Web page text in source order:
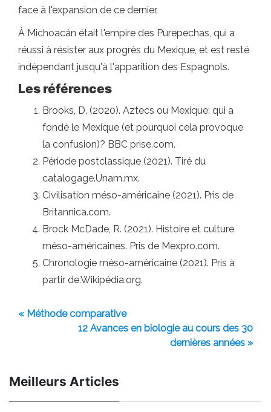
face à l'expansion de ce dernier.
À Michoacán était l'empire des Purepechas, qui a
réussi à résister aux progrès du Mexique, et est resté
indépendant jusqu'à l'apparition des Espagnols.
Les références
Brooks, D. (2020). Aztecs ou Mexique: qui a
fondé le Mexique (et pourquoi cela provoque
la confusion)? BBC prise.com.
Période postclassique (2021). Tiré du
catalogage.Unam.mx.
Civilisation méso-américaine (2021). Pris de
Britannica.com.
Brock McDade, R. (2021). Histoire et culture
méso-américaines. Pris de Mexpro.com.
Chronologie méso-américaine (2021). Pris à
partir de.Wikipédia.org.
« Méthode comparative
12 Avances en biologie au cours des 30
dernières années »
Meilleurs Articles